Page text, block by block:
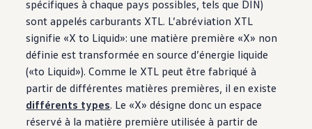
spécifiques à chaque pays possibles, tels que DIN)
sont appelés carburants XTL. L’abréviation XTL
signifie «X to Liquid»: une matière première «X» non
définie est transformée en source d’énergie liquide
(«to Liquid»). Comme le XTL peut être fabriqué à
partir de différentes matières premières, il en existe
différents types. Le «X» désigne donc un espace
réservé à la matière première utilisée à partir de